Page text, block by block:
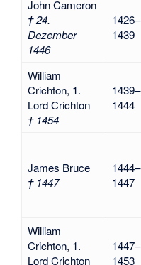
John Cameron
† 24.
Dezember
1446
1426–
1439
William
Crichton, 1.
Lord Crichton
† 1454
1439–
1444
James Bruce
† 1447
1444–
1447
William
Crichton, 1.
Lord Crichton
1447–
1453